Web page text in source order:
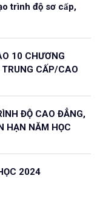
trình độ sơ cấp,
10 CHƯƠNG
CẤP/CAO
ĐỘ CAO ĐẲNG,
HẠN NĂM HỌC
2024